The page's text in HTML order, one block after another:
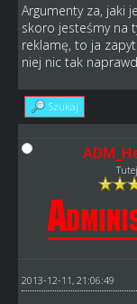
Argumenty za, jaki
skoro jesteśmy na
reklamę, to ja
niej nic tak
Szukaj
2013-12-11, 21:06:49